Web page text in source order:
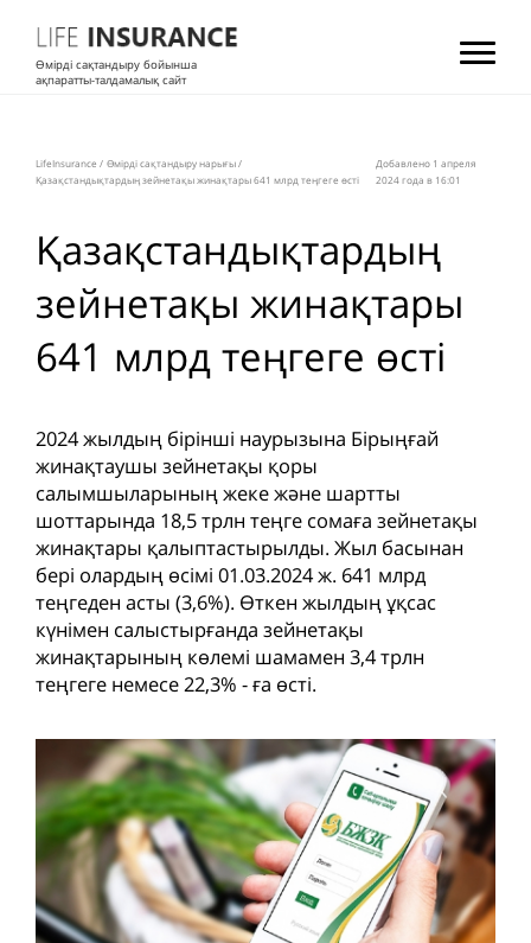
Өмірді сақтандыру бойынша
ақпаратты-талдамалық сайт
LifeInsurance / Өмірді сақтандыру нарығы/
Қазақстандықтардың зейнетақы жинақтары 641 млрд теңгеге өсті
Добавлено 1 апреля
2024 года в 16:01
Қазақстандықтардың
зейнетақы жинақтары
641 млрд теңгеге өсті
2024 жылдың бірінші наурызына Бірыңғай
жинақтаушы зейнетақы қоры
салымшыларының жеке және шартты
шоттарында 18,5 трлн теңге сомаға зейнетақы
жинақтары қалыптастырылды. Жыл басынан
бері олардың өсімі 01.03.2024 ж. 641 млрд
теңгеден асты (3,6%). Өткен жылдың ұқсас
күнімен салыстырғанда зейнетақы
жинақтарының көлемі шамамен 3,4 трлн
теңгеге немесе 22,3% - ға өсті.